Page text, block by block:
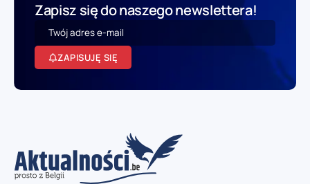
Zapisz się do naszego newslettera!
ZAPISUJĘ SIĘ